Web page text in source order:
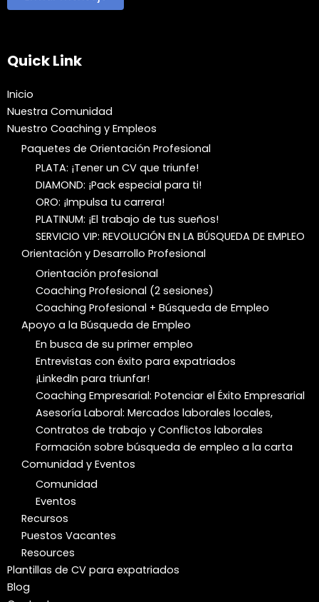
Quick Link
Inicio
Nuestra Comunidad
Nuestro Coaching y Empleos
Paquetes de Orientación Profesional
PLATA: ¡Tener un CV que triunfe!
DIAMOND: ¡Pack especial para ti!
ORO: ¡Impulsa tu carrera!
PLATINUM: ¡El trabajo de tus sueños!
SERVICIO VIP: REVOLUCIÓN EN LA BÚSQUEDA DE EMPLEO
Orientación y Desarrollo Profesional
Orientación profesional
Coaching Profesional (2 sesiones)
Coaching Profesional + Búsqueda de Empleo
Apoyo a la Búsqueda de Empleo
En busca de su primer empleo
Entrevistas con éxito para expatriados
¡LinkedIn para triunfar!
Coaching Empresarial: Potenciar el Éxito Empresarial
Asesoría Laboral: Mercados laborales locales,
Contratos de trabajo y Conflictos laborales
Formación sobre búsqueda de empleo a la carta
Comunidad y Eventos
Comunidad
Eventos
Recursos
Puestos Vacantes
Resources
Plantillas de CV para expatriados
Blog